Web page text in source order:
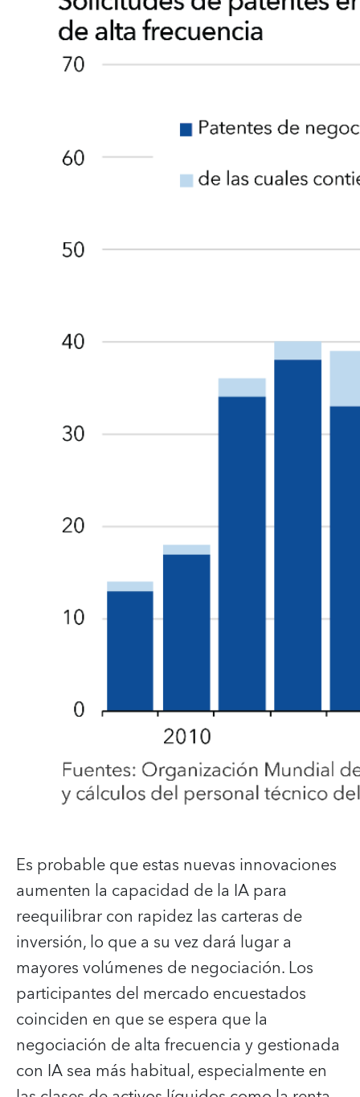
Es probable que estas nuevas innovaciones
aumenten la capacidad de la IA para
reequilibrar con rapidez las carteras de
inversión, lo que a su vez dará lugar a
mayores volúmenes de negociación. Los
participantes del mercado encuestados
coinciden en que se espera que la
negociación de alta frecuencia y gestionada
con IA sea más habitual, especialmente en